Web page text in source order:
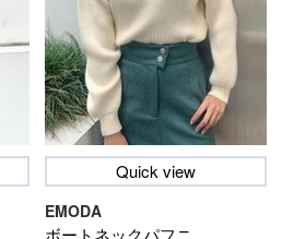
Quick view
ボートネックパフニッ
EMODA